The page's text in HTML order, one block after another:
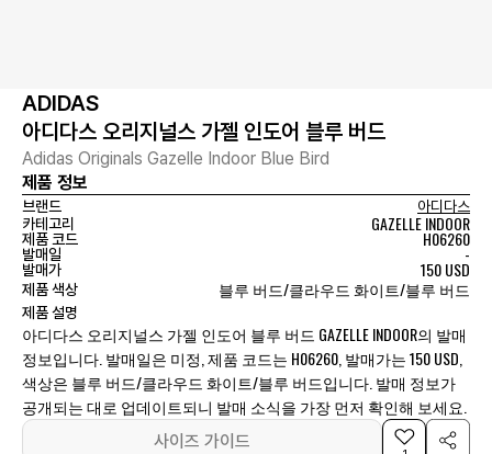
ADIDAS
아디다스 오리지널스 가젤 인도어 블루 버드
Adidas Originals Gazelle Indoor Blue Bird
제품 정보
브랜드
아디다스
카테고리
GAZELLE INDOOR
제품 코드 H06260
발매일 -
발매가 150 USD
제품 색상 블루 버드/클라우드 화이트/블루 버드
제품 설명
아디다스 오리지널스 가젤 인도어 블루 버드 GAZELLE INDOOR의 발매
정보입니다. 발매일은 미정, 제품 코드는 H06260, 발매가는 150 USD,
색상은 블루 버드/클라우드 화이트/블루 버드입니다. 발매 정보가
공개되는 대로 업데이트되니 발매 소식을 가장 먼저 확인해 보세요.
사이즈 가이드